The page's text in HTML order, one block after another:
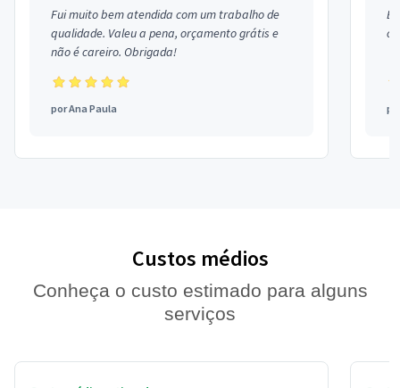
Fui muito bem atendida com um trabalho de
qualidade. Valeu a pena, orçamento grátis e
não é careiro. Obrigada!
porAna Paula
Custos médios
Conheça o custo estimado para alguns
serviços